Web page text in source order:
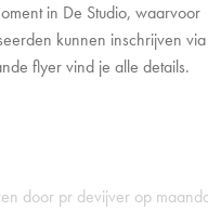
in De Studio, waarvoor
kunnen inschrijven via
flyer vind je alle details.
door pr devijver op